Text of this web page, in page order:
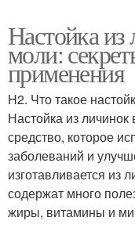
Настойка из
моли:
применения
H2. Что такое
Настойка из
средство, которое
заболеваний и
изготавливается из
содержат много
жиры, витамины и